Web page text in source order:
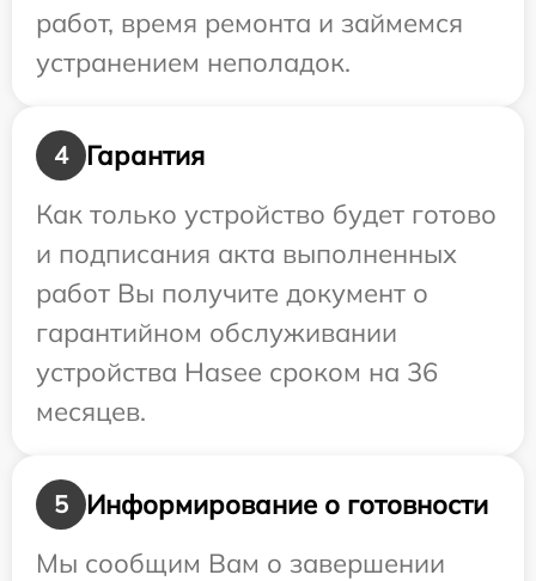
работ, время ремонта и займемся
устранением неполадок.
4
Гарантия
Как только устройство будет готово
и подписания акта выполненных
работ Вы получите документ о
гарантийном обслуживании
устройства Hasee сроком на 36
месяцев.
5
Информирование о готовности
Мы сообщим Вам о завершении